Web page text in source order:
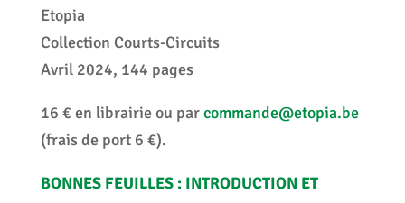
Etopia
Collection Courts-Circuits
Avril 2024, 144 pages
16 € en librairie ou parcommande@etopia.be
(frais de port 6 €).
BONNES FEUILLES : INTRODUCTION ET